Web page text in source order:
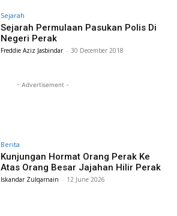
Sejarah
Sejarah Permulaan Pasukan Polis Di
Negeri Perak
Freddie Aziz Jasbindar - 30 December 2018
- Advertisement -
Berita
Kunjungan Hormat Orang Perak Ke
Atas Orang Besar Jajahan Hilir Perak
Iskandar Zulqarnain - 12 June 2026